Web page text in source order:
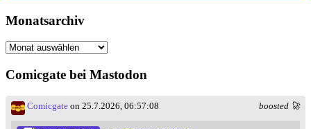
Monatsarchiv
Monatsarchiv
Comicgate bei Mastodon
boosted 🚀
Comicgate on 25.7.2026, 06:57:08